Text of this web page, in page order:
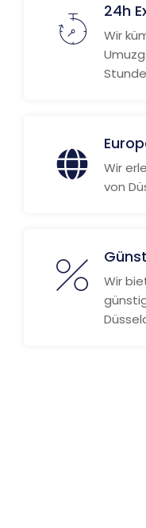
24h
Wir
Wir
von
Wir